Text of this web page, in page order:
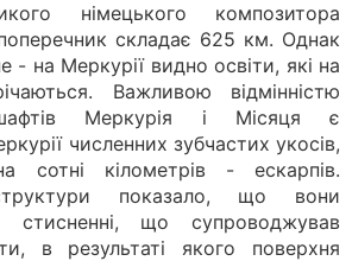
німецького композитора
складає 625 км. Однак
- на Меркурії видно освіти, які на
Важливою відмінністю
Меркурія і Місяця є
численних зубчастих укосів,
сотні кілометрів - ескарпів.
показало, що вони
стисненні, що супроводжував
в результаті якого поверхня